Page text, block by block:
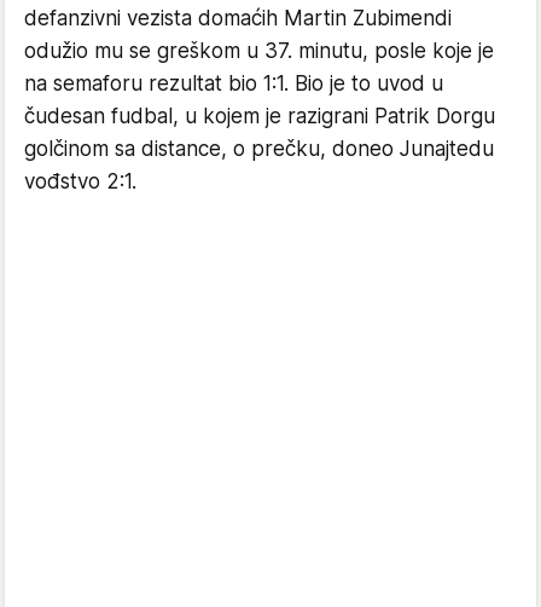
defanzivni vezista domaćih Martin Zubimendi
odužio mu se greškom u 37. minutu, posle koje je
na semaforu rezultat bio 1:1. Bio je to uvod u
čudesan fudbal, u kojem je razigrani Patrik Dorgu
golčinom sa distance, o prečku, doneo Junajtedu
vođstvo 2:1.